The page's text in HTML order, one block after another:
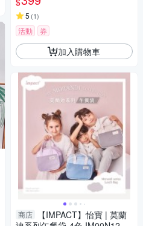
5 (1)
活動 券
加入購物車
商店
【IMPACT】怡寶 | 莫蘭